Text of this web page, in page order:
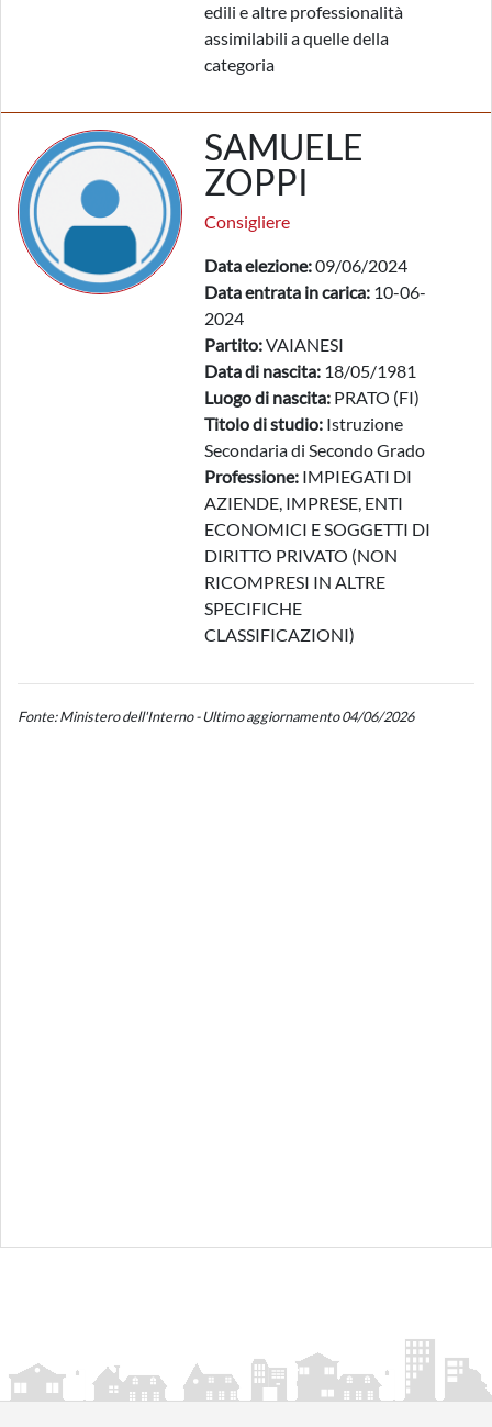
edili e altre professionalità
assimilabili a quelle della
categoria
SAMUELE
ZOPPI
Consigliere
Data elezione:09/06/2024
Data entrata in carica: 10-06-
2024
Partito:VAIANESI
Data di nascita: 18/05/1981
Luogo di nascita: PRATO (FI)
Titolo di studio: Istruzione
Secondaria di Secondo Grado
Professione: IMPIEGATI DI
AZIENDE, IMPRESE, ENTI
ECONOMICI E SOGGETTI DI
DIRITTO PRIVATO (NON
RICOMPRESI IN ALTRE
SPECIFICHE
CLASSIFICAZIONI)
Fonte: Ministero dell'Interno - Ultimo aggiornamento 04/06/2026